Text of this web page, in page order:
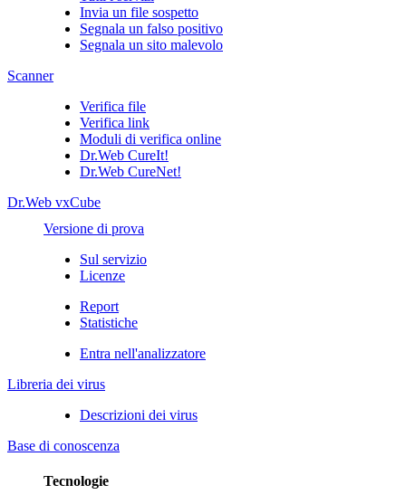
Invia un file sospetto
Segnala un falso positivo
Segnala un sito malevolo
Scanner
Verifica file
Verifica link
Moduli di verifica online
Dr.Web CureIt!
Dr.Web CureNet!
Dr.Web vxCube
Versione di prova
Sul servizio
Licenze
Report
Statistiche
Entra nell'analizzatore
Libreria dei virus
Descrizioni dei virus
Base di conoscenza
Tecnologie